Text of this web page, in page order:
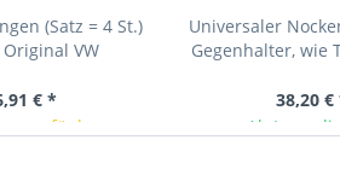
(Satz = 4 St.)
Original VW
€ *
verfügbar
Universaler
Gegenhalter, wie
38,20 €
Ab Lager